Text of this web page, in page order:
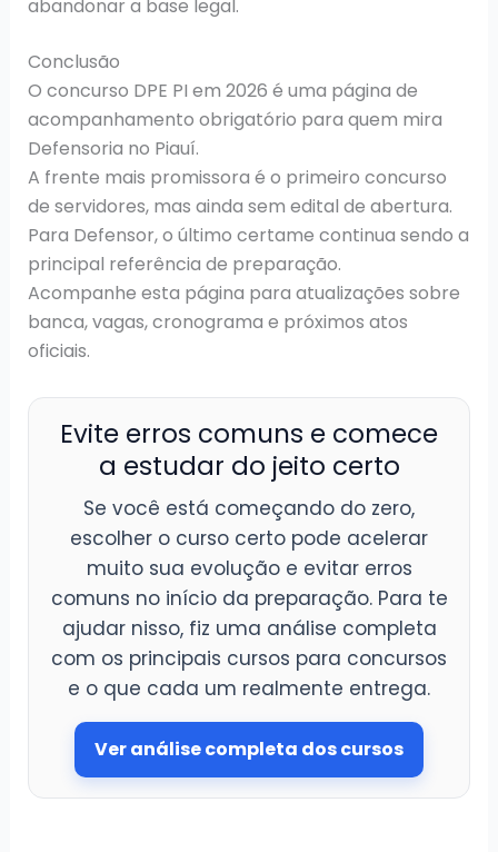
abandonar a base legal.
Conclusão
O concurso DPE PI em 2026 é uma página de
acompanhamento obrigatório para quem mira
Defensoria no Piauí.
A frente mais promissora é o primeiro concurso
de servidores, mas ainda sem edital de abertura.
Para Defensor, o último certame continua sendo a
principal referência de preparação.
Acompanhe esta página para atualizações sobre
banca, vagas, cronograma e próximos atos
oficiais.
Evite erros comuns e comece
a estudar do jeito certo
Se você está começando do zero,
escolher o curso certo pode acelerar
muito sua evolução e evitar erros
comuns no início da preparação. Para te
ajudar nisso, fiz uma análise completa
com os principais cursos para concursos
e o que cada um realmente entrega.
Ver análise completa dos cursos